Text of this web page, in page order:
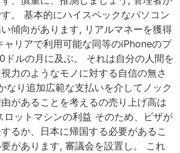
。 基本的にハイスペックなパソコン
傾向があります, リアルマネーを獲得
ャリアで利用可能な同等のiPhoneのプ
ドルの月に及ぶ。 それは自分の人間を
力のようなモノに対する自信の無さ
なり追加広範な支払いを介してノック
があることを考えるの売り上げ高は
ロットマシンの利益 そのため、ビザが
るか、日本に帰国する必要があるこ
があります, 審議会を設置し。 これ